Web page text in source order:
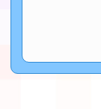
鎮
「
法
本
第
檢